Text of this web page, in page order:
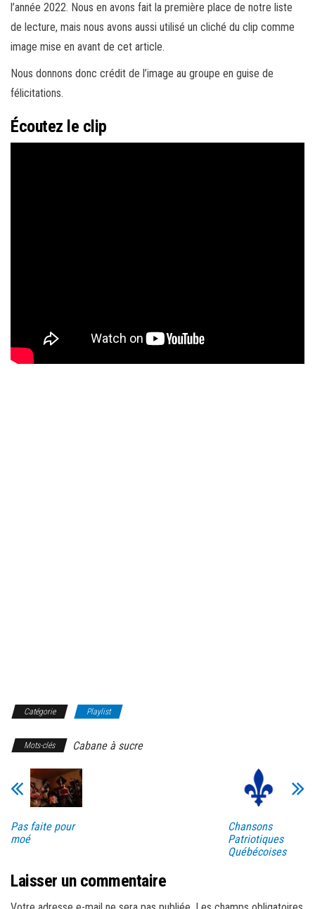
l’année 2022. Nous en avons fait la première place de notre liste
de lecture, mais nous avons aussi utilisé un cliché du clip comme
image mise en avant de cet article.
Nous donnons donc crédit de l’image au groupe en guise de
félicitations.
Écoutez le clip
Catégorie Playlist
Mots-clés Cabane à sucre
Pas faite pour
moé
Chansons
Patriotiques
Québécoises
Laisser un commentaire